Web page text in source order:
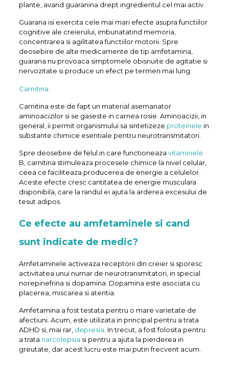
plante, avand guaranina drept ingredientul cel mai activ.
Guarana isi exercita cele mai mari efecte asupra functiilor
cognitive ale creierului, imbunatatind memoria,
concentrarea si agilitatea functiilor motorii. Spre
deosebire de alte medicamente de tip amfetamina,
guarana nu provoaca simptomele obisnuite de agitatie si
nervozitate si produce un efect pe termen mai lung.
Carnitina
Carnitina este de fapt un material asemanator
aminoacizilor si se gaseste in carnea rosie. Aminoacizii, in
general, ii permit organismului sa sintetizeze proteinele in
substante chimice esentiale pentru neurotransmitatori.
Spre deosebire de felul in care functioneaza vitaminele
B, carnitina stimuleaza procesele chimice la nivel celular,
ceea ce faciliteaza producerea de energie a celulelor.
Aceste efecte cresc cantitatea de energie musculara
disponibila, care la randul ei ajuta la arderea excesului de
tesut adipos.
Ce efecte au amfetaminele si cand
sunt indicate de medic?
Amfetaminele activeaza receptorii din creier si sporesc
activitatea unui numar de neurotransmitatori, in special
norepinefrina si dopamina. Dopamina este asociata cu
placerea, miscarea si atentia.
Amfetamina a fost testata pentru o mare varietate de
afectiuni. Acum, este utilizata in principal pentru a trata
ADHD si, mai rar, depresia . In trecut, a fost folosita pentru
a trata narcolepsia si pentru a ajuta la pierderea in
greutate, dar acest lucru este mai putin frecvent acum.